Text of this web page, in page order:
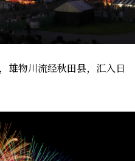
雄物川流经秋田县，汇入日